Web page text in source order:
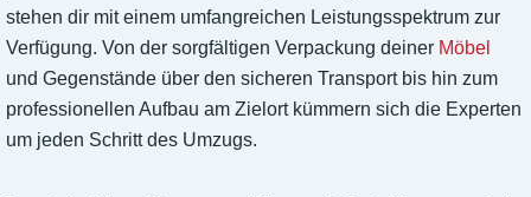
stehen dir mit einem umfangreichen Leistungsspektrum zur
Verfügung. Von der sorgfältigen Verpackung deiner Möbel
und Gegenstände über den sicheren Transport bis hin zum
professionellen Aufbau am Zielort kümmern sich die Experten
um jeden Schritt des Umzugs.